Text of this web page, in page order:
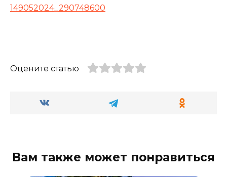
149052024_290748600
Оцените статью
Вам также может понравиться